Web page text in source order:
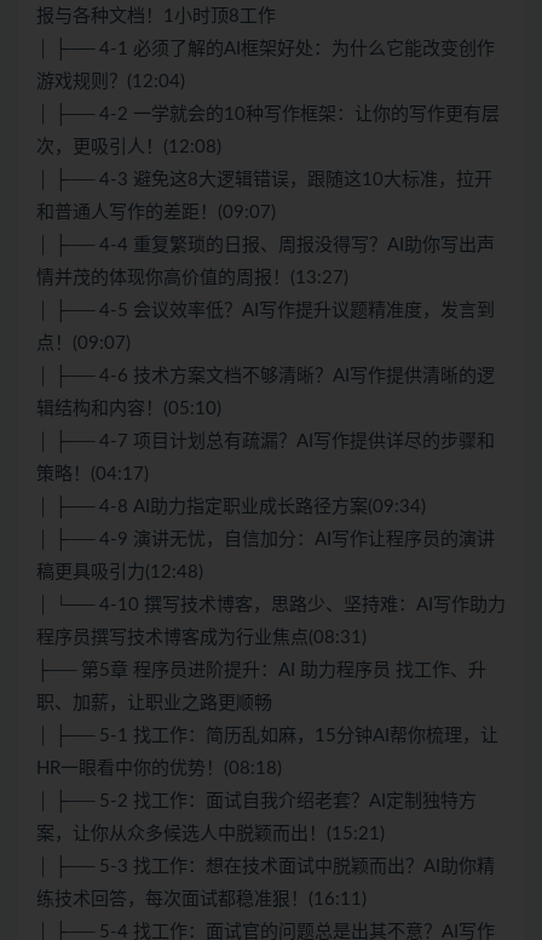
报与各种文档！1小时顶8工作
│ ├── 4-1 必须了解的AI框架好处：为什么它能改变创作
游戏规则？(12:04)
│ ├── 4-2 一学就会的10种写作框架：让你的写作更有层
次，更吸引人！(12:08)
│ ├── 4-3 避免这8大逻辑错误，跟随这10大标准，拉开
和普通人写作的差距！(09:07)
│ ├── 4-4 重复繁琐的日报、周报没得写？AI助你写出声
情并茂的体现你高价值的周报！(13:27)
│ ├── 4-5 会议效率低？AI写作提升议题精准度，发言到
点！(09:07)
│ ├── 4-6 技术方案文档不够清晰？AI写作提供清晰的逻
辑结构和内容！(05:10)
│ ├── 4-7 项目计划总有疏漏？AI写作提供详尽的步骤和
策略！(04:17)
│ ├── 4-8 AI助力指定职业成长路径方案(09:34)
│ ├── 4-9 演讲无忧，自信加分：AI写作让程序员的演讲
稿更具吸引力(12:48)
│ └── 4-10 撰写技术博客，思路少、坚持难：AI写作助力
程序员撰写技术博客成为行业焦点(08:31)
├── 第5章 程序员进阶提升：AI 助力程序员 找工作、升
职、加薪，让职业之路更顺畅
│ ├── 5-1 找工作：简历乱如麻，15分钟AI帮你梳理，让
HR一眼看中你的优势！(08:18)
│ ├── 5-2 找工作：面试自我介绍老套？AI定制独特方
案，让你从众多候选人中脱颖而出！(15:21)
│ ├── 5-3 找工作：想在技术面试中脱颖而出？AI助你精
练技术回答，每次面试都稳准狠！(16:11)
│ ├── 5-4 找工作：面试官的问题总是出其不意？AI写作